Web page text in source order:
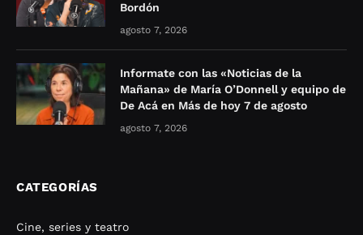
Bordón
agosto 7, 2026
Informate con las «Noticias de la
Mañana» de María O’Donnell y equipo de
De Acá en Más de hoy 7 de agosto
agosto 7, 2026
CATEGORÍAS
Cine, series y teatro